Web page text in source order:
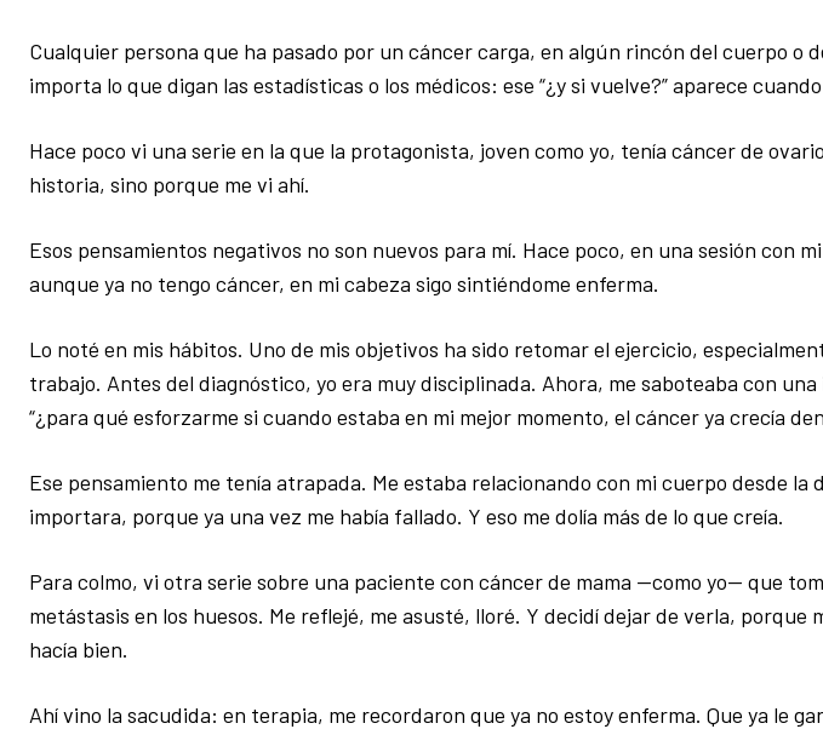
Cualquier persona que ha pasado por un cáncer carga, en algún rincón del cuerpo o
importa lo que digan las estadísticas o los médicos: ese “¿y si vuelve?” aparece
Hace poco vi una serie en la que la protagonista, joven como yo, tenía cáncer de
historia, sino porque me vi ahí.
Esos pensamientos negativos no son nuevos para mí. Hace poco, en una sesión con
aunque ya no tengo cáncer, en mi cabeza sigo sintiéndome enferma.
Lo noté en mis hábitos. Uno de mis objetivos ha sido retomar el ejercicio,
trabajo. Antes del diagnóstico, yo era muy disciplinada. Ahora, me saboteaba con
“¿para qué esforzarme si cuando estaba en mi mejor momento, el cáncer ya crecía
Ese pensamiento me tenía atrapada. Me estaba relacionando con mi cuerpo desde la
importara, porque ya una vez me había fallado. Y eso me dolía más de lo que creía.
Para colmo, vi otra serie sobre una paciente con cáncer de mama —como yo— que
metástasis en los huesos. Me reflejé, me asusté, lloré. Y decidí dejar de verla, porque
hacía bien.
Ahí vino la sacudida: en terapia, me recordaron que ya no estoy enferma. Que ya le